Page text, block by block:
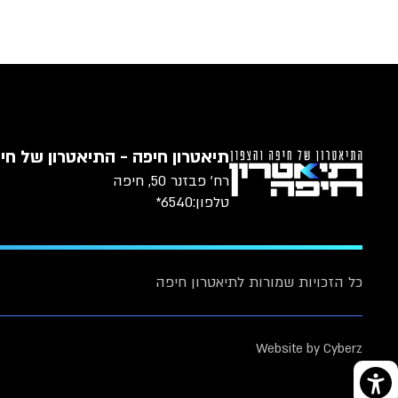
תיאטרון חיפה - התיאטרון של
רח׳ פבזנר 50, חיפה
טלפון:6540*
כל הזכויות שמורות לתיאטרון חיפה
Website by Cyberz